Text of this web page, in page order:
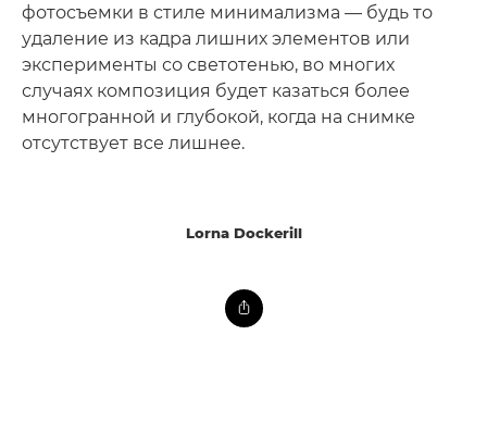
фотосъемки в стиле минимализма — будь то
удаление из кадра лишних элементов или
эксперименты со светотенью, во многих
случаях композиция будет казаться более
многогранной и глубокой, когда на снимке
отсутствует все лишнее.
Lorna Dockerill